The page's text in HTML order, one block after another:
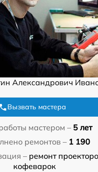
Александрович
Вызвать мастера
мастером – 5 лет
ремонтов – 1 190
– ремонт
кофеварок